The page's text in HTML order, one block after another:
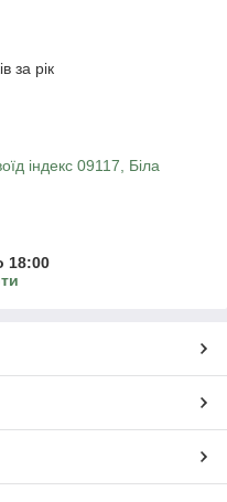
за рік
індекс 09117, Біла
18:00